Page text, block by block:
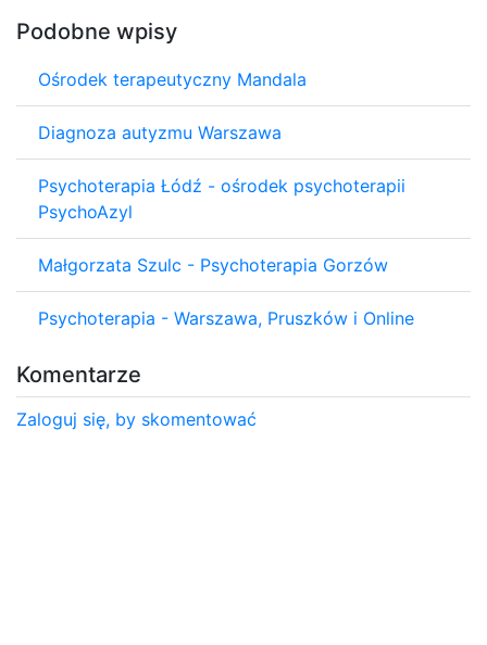
Podobne wpisy
Ośrodek terapeutyczny Mandala
Diagnoza autyzmu Warszawa
Psychoterapia Łódź - ośrodek psychoterapii
PsychoAzyl
Małgorzata Szulc - Psychoterapia Gorzów
Psychoterapia - Warszawa, Pruszków i Online
Komentarze
Zaloguj się, by skomentować